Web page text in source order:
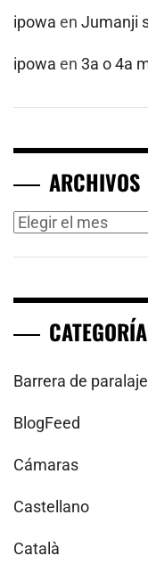
ipowa en Jumanji
ipowa en 3a o 4a
ARCHIVOS
Archivos
Barrera de paralaje
BlogFeed
Cámaras
Castellano
Català